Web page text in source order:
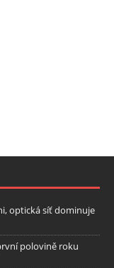
optická síť dominuje
polovině roku